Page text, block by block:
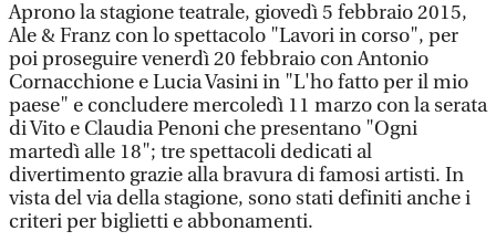
Aprono la stagione teatrale, giovedì 5 febbraio 2015,
Ale & Franz con lo spettacolo "Lavori in corso", per
poi proseguire venerdì 20 febbraio con Antonio
Cornacchione e Lucia Vasini in "L'ho fatto per il mio
paese" e concludere mercoledì 11 marzo con la serata
di Vito e Claudia Penoni che presentano "Ogni
martedì alle 18"; tre spettacoli dedicati al
divertimento grazie alla bravura di famosi artisti. In
vista del via della stagione, sono stati definiti anche i
criteri per biglietti e abbonamenti.